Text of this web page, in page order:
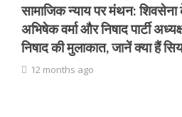
सामाजिक न्याय पर मंथन: शिवसेना
अभिषेक वर्मा और निषाद पार्टी
निषाद की मुलाकात, जानें क्या हैं
12 months ago